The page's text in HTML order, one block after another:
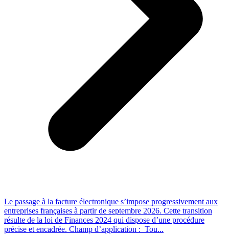
Le passage à la facture électronique s’impose progressivement aux
entreprises françaises à partir de septembre 2026. Cette transition
résulte de la loi de Finances 2024 qui dispose d’une procédure
précise et encadrée. Champ d’application : Tou...